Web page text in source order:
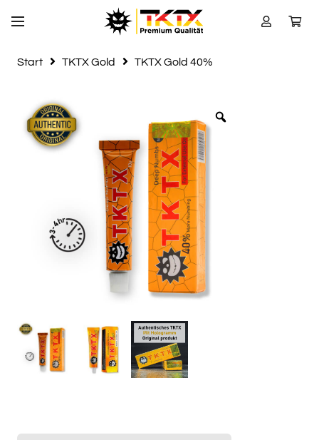
Start TKTX Gold TKTX Gold 40%